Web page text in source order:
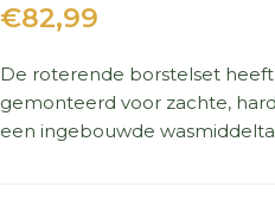
€82,99
De roterende borstelset
gemonteerd voor zachte,
een ingebouwde